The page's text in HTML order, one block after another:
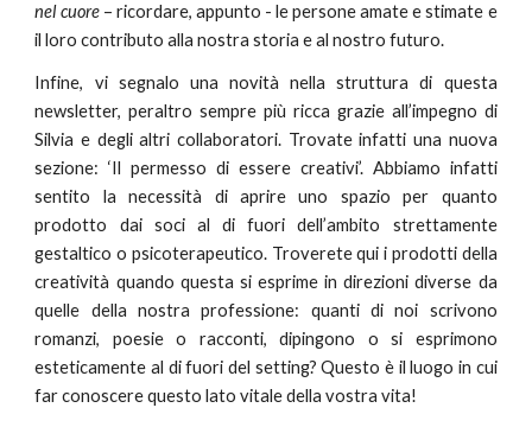
nel cuore– ricordare, appunto - le persone amate e stimate e
il loro contributo alla nostra storia e al nostro futuro.
Infine, vi segnalo una novità nella struttura di questa
newsletter, peraltro sempre più ricca grazie all’impegno di
Silvia e degli altri collaboratori. Trovate infatti una nuova
sezione: ‘Il permesso di essere creativi’. Abbiamo infatti
sentito la necessità di aprire uno spazio per quanto
prodotto dai soci al di fuori dell’ambito strettamente
gestaltico o psicoterapeutico. Troverete qui i prodotti della
creatività quando questa si esprime in direzioni diverse da
quelle della nostra professione: quanti di noi scrivono
romanzi, poesie o racconti, dipingono o si esprimono
esteticamente al di fuori del setting? Questo è il luogo in cui
far conoscere questo lato vitale della vostra vita!